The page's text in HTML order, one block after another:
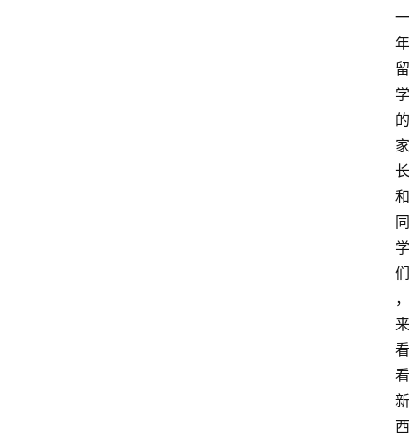
一
年
留
学
的
家
长
和
同
学
们
，
来
看
看
新
西